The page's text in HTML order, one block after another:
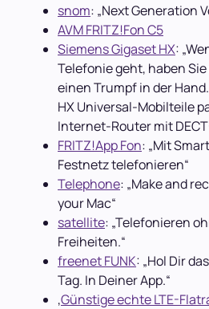
snom: „Next Generation
AVM FRITZ!Fon C5
Siemens Gigaset HX:
Telefonie geht, haben
einen Trumpf in der
HX Universal-Mobilteile
Internet-Router mit
FRITZ!App Fon: „Mit
Festnetz telefonieren“
Telephone: „Make and
your Mac“
satellite: „Telefonieren
Freiheiten.“
freenet FUNK: „Hol Dir
Tag. In Deiner App.“
‚Günstige echte LTE-